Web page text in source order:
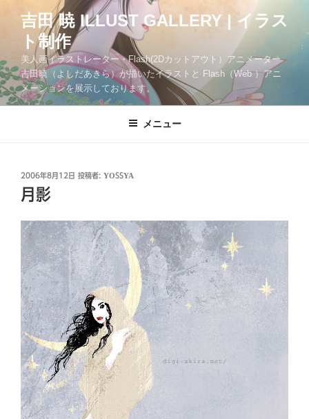
ツ
へ
ス
吉田 暁 ILLUST GALLERY | イラス
ト制作
美人画イラストレーター・Flash(2Dカットアウト）アニメーター
吉田暁（よしだあきら）が描いたイラストと Flash（Web ）アニ
メーションを展示しております。
メニュー
投
稿
日:
2006年8月12日 投稿者: YOSSYA
月影